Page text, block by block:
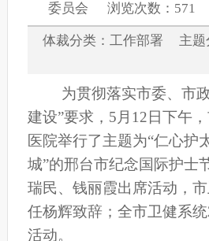
委员会 浏览次数：571
体裁分类：工作部署 主题
为贯彻落实市委、市
建设”要求，5月12日下午
医院举行了主题为“仁心护
城”的邢台市纪念国际护士
瑞民、钱丽霞出席活动，
任杨辉致辞；全市卫健系
活动。